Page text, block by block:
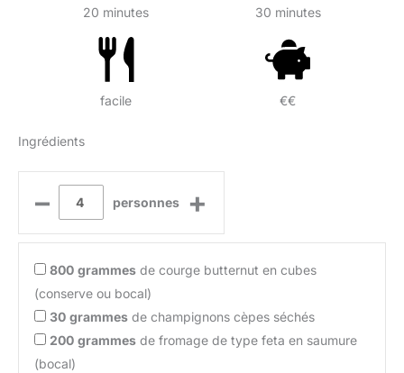
20 minutes 30 minutes
facile €€
Ingrédients
– personnes +
800 grammes de courge butternut en cubes
(conserve ou bocal)
30 grammes de champignons cèpes séchés
200 grammes de fromage de type feta en saumure
(bocal)